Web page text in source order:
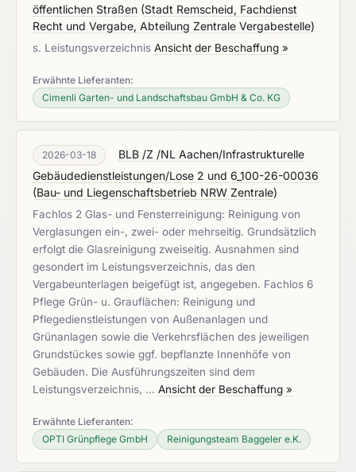
öffentlichen Straßen (Stadt Remscheid, Fachdienst
Recht und Vergabe, Abteilung Zentrale Vergabestelle)
s. Leistungsverzeichnis Ansicht der Beschaffung »
Erwähnte Lieferanten:
Cimenli Garten- und Landschaftsbau GmbH & Co. KG
2026-03-18
BLB /Z /NL Aachen/Infrastrukturelle
Gebäudedienstleistungen/Lose 2 und 6_100-26-00036
(Bau- und Liegenschaftsbetrieb NRW Zentrale)
Fachlos 2 Glas- und Fensterreinigung: Reinigung von
Verglasungen ein-, zwei- oder mehrseitig. Grundsätzlich
erfolgt die Glasreinigung zweiseitig. Ausnahmen sind
gesondert im Leistungsverzeichnis, das den
Vergabeunterlagen beigefügt ist, angegeben. Fachlos 6
Pflege Grün- u. Grauflächen: Reinigung und
Pflegedienstleistungen von Außenanlagen und
Grünanlagen sowie die Verkehrsflächen des jeweiligen
Grundstückes sowie ggf. bepflanzte Innenhöfe von
Gebäuden. Die Ausführungszeiten sind dem
Leistungsverzeichnis, … Ansicht der Beschaffung »
Erwähnte Lieferanten:
OPTI Grünpflege GmbH
Reinigungsteam Baggeler e.K.